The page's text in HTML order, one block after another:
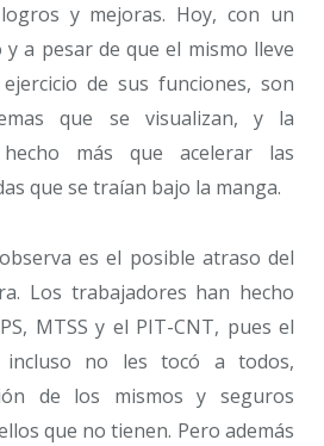
y mejoras. Hoy, con un
a pesar de que el mismo lleve
de sus funciones, son
que se visualizan, y la
más que acelerar las
que se traían bajo la manga.
es el posible atraso del
Los trabajadores han hecho
MTSS y el PIT-CNT, pues el
no les tocó a todos,
de los mismos y seguros
que no tienen. Pero además